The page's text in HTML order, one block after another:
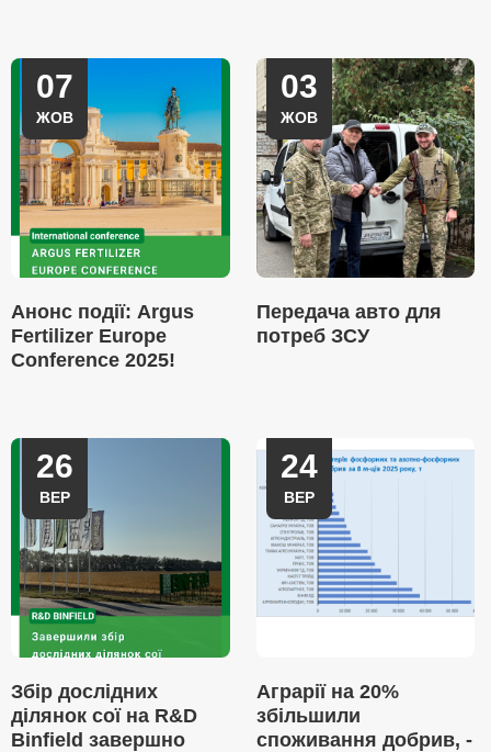
07
ЖОВ
Анонс події: Argus
Fertilizer Europe
Conference 2025!
03
ЖОВ
Передача авто для
потреб ЗСУ
26
ВЕР
Збір дослідних
ділянок сої на R&D
Binfield завершно
24
ВЕР
Аграрії на 20%
збільшили
споживання добрив, -